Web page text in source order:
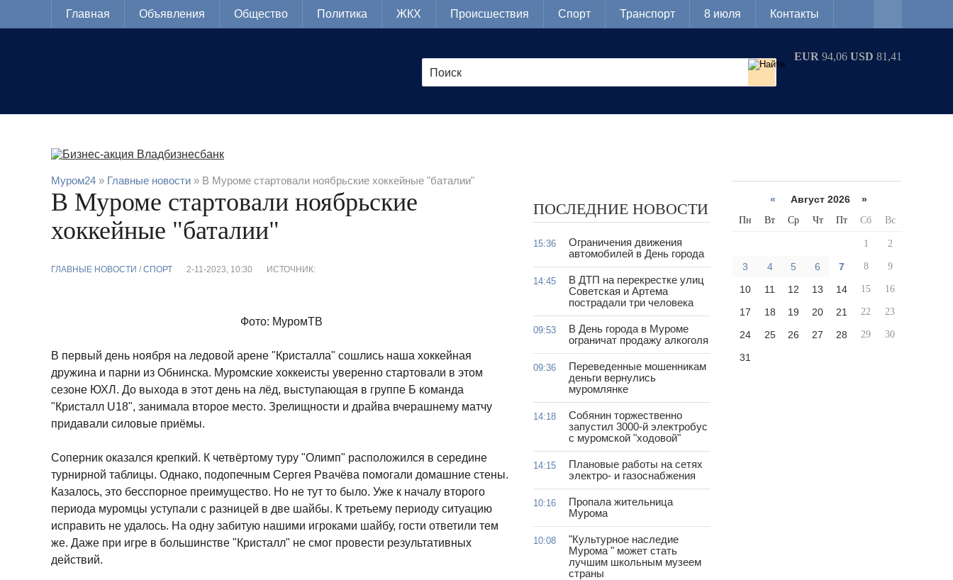
Главная Объявления Общество Политика ЖКХ Происшествия Спорт Транспорт 8 июля Контакты
EUR 94,06 USD 81,41
Муром24 » Главные новости » В Муроме стартовали ноябрьские хоккейные "баталии"
В Муроме стартовали ноябрьские
хоккейные "баталии"
ГЛАВНЫЕ НОВОСТИ / CПОРТ 2-11-2023, 10:30 ИСТОЧНИК:
Фото: МуромТВ
В первый день ноября на ледовой арене "Кристалла" сошлись наша хоккейная
дружина и парни из Обнинска. Муромские хоккеисты уверенно стартовали в этом
сезоне ЮХЛ. До выхода в этот день на лёд, выступающая в группе Б команда
"Кристалл U18", занимала второе место. Зрелищности и драйва вчерашнему матчу
придавали силовые приёмы.
Соперник оказался крепкий. К четвёртому туру "Олимп" расположился в середине
турнирной таблицы. Однако, подопечным Сергея Рвачёва помогали домашние стены.
Казалось, это бесспорное преимущество. Но не тут то было. Уже к началу второго
периода муромцы уступали с разницей в две шайбы. К третьему периоду ситуацию
исправить не удалось. На одну забитую нашими игроками шайбу, гости ответили тем
же. Даже при игре в большинстве "Кристалл" не смог провести результативных
действий.
ПОСЛЕДНИЕ НОВОСТИ
15:36
Ограничения движения
автомобилей в День города
14:45
В ДТП на перекрестке улиц
Советская и Артема
пострадали три человека
09:53
В День города в Муроме
ограничат продажу алкоголя
09:36
Переведенные мошенникам
деньги вернулись
муромлянке
14:18
Собянин торжественно
запустил 3000-й электробус
с муромской "ходовой"
14:15
Плановые работы на сетях
электро- и газоснабжения
10:16
Пропала жительница
Мурома
10:08
"Культурное наследие
Мурома " может стать
лучшим школьным музеем
страны
« Август 2026 »
Пн Вт Ср Чт Пт Сб Вс
1 2
3 4 5 6 7 8 9
10 11 12 13 14 15 16
17 18 19 20 21 22 23
24 25 26 27 28 29 30
31